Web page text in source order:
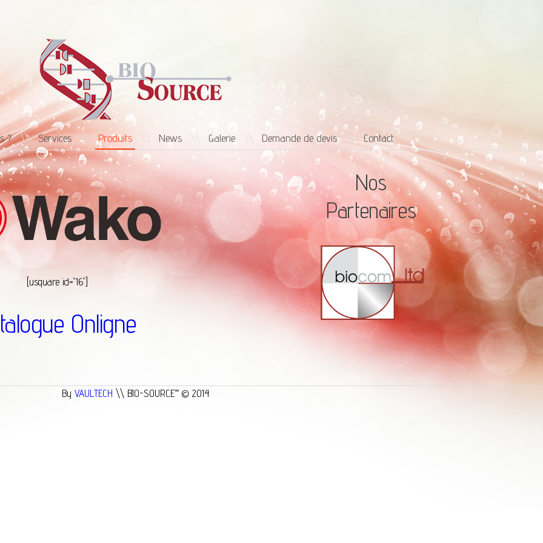
? \\ Services \\ Produits \\ News \\ Galerie \\ Demande de devis \\ Contact
[usquare id="16"]
Onligne
Nos
Partenaires
By VAULTECH \\ BIO-SOURCE™ © 2014